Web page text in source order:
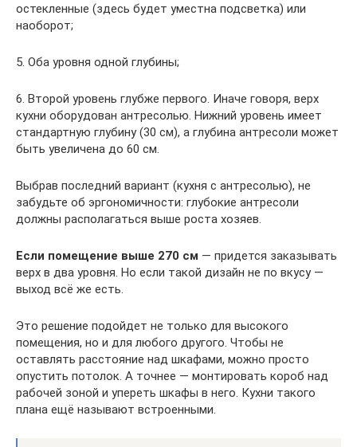
остекленные (здесь будет уместна подсветка) или
наоборот;
5. Оба уровня одной глубины;
6. Второй уровень глубже первого. Иначе говоря, верх
кухни оборудован антресолью. Нижний уровень имеет
стандартную глубину (30 см), а глубина антресоли может
быть увеличена до 60 см.
Выбрав последний вариант (кухня с антресолью), не
забудьте об эргономичности: глубокие антресоли
должны располагаться выше роста хозяев.
Если помещение выше 270 см — придется заказывать
верх в два уровня. Но если такой дизайн не по вкусу —
выход всё же есть.
Это решение подойдет не только для высокого
помещения, но и для любого другого. Чтобы не
оставлять расстояние над шкафами, можно просто
опустить потолок. А точнее — монтировать короб над
рабочей зоной и упереть шкафы в него. Кухни такого
плана ещё называют встроенными.